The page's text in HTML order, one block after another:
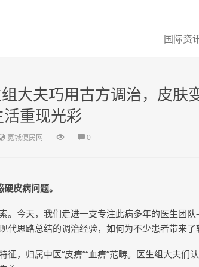
国际资
大夫巧用古方调治，皮肤
重现光彩
宽城便民网 0
皮病问题。
。今天，我们走进一支专注此病多年的医生团
思路总结的调治经验，如何为不少患者带来了
，归属中医“皮痹”“血痹”范畴。医生组大夫们